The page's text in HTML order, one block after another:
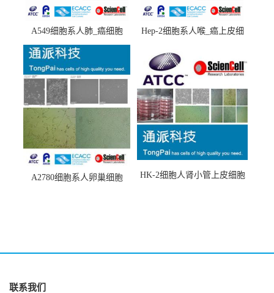
A549细胞系人肺_癌细胞
(A549细胞)
Hep-2细胞系人喉_癌上皮细
A2780细胞系人卵巢细胞
HK-2细胞人肾小管上皮细胞
联系我们